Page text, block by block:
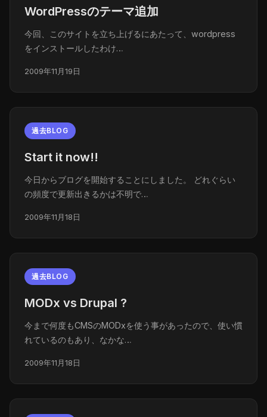
WordPressのテーマ追加
今回、このサイトを立ち上げるにあたって、wordpress
をインストールしたわけ…
2009年11月19日
過去BLOG
Start it now!!
今日からブログを開始することにしました。 どれぐらい
の頻度で更新出きるかは不明で…
2009年11月18日
過去BLOG
MODx vs Drupal ?
今まで何度もCMSのMODxを使う事があったので、使い慣
れているのもあり、なかな…
2009年11月18日